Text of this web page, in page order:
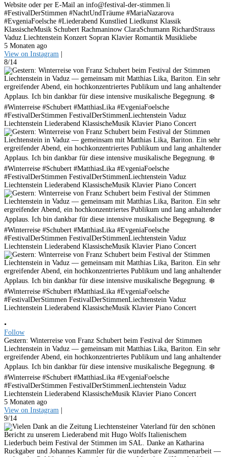
Website oder per E-Mail an info@festival-der-stimmen.li
#FestivalDerStimmen #NachtUndTräume #MariaNazarova
#EvgeniaFoelsche #Liederabend Kunstlied Liedkunst Klassik
KlassischeMusik Schubert Rachmaninow ClaraSchumann RichardStrauss
Vaduz Liechtenstein Konzert Sopran Klavier Romantik Musikliebe
5 Monaten ago
View on Instagram
8/14
•
Follow
Gestern: Winterreise von Franz Schubert beim Festival der Stimmen
Liechtenstein in Vaduz — gemeinsam mit Matthias Lika, Bariton. Ein sehr
ergreifender Abend, ein hochkonzentriertes Publikum und lang anhaltender
Applaus. Ich bin dankbar für diese intensive musikalische Begegnung. ❄️
#Winterreise #Schubert #MatthiasLika #EvgeniaFoelsche
#FestivalDerStimmen FestivalDerStimmenLiechtenstein Vaduz
Liechtenstein Liederabend KlassischeMusik Klavier Piano Concert
5 Monaten ago
View on Instagram
9/14